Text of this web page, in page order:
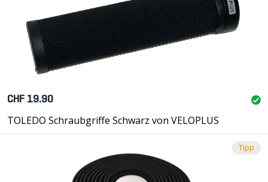
CHF 19.90
TOLEDO Schraubgriffe Schwarz von VELOPLUS
Tipp